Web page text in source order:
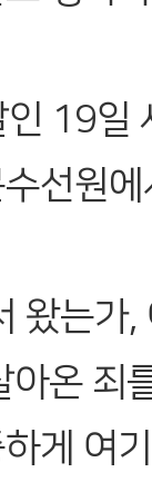
19일
선원
왔는가,
아온 죄
게 여